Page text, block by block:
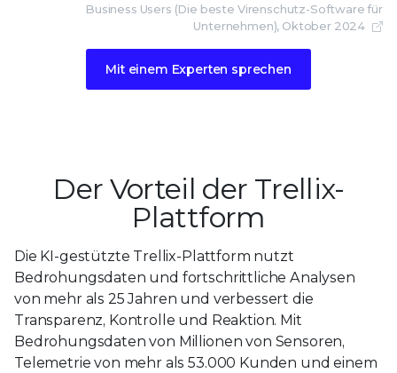
Business Users (Die beste Virenschutz-Software für
Unternehmen), Oktober 2024
Mit einem Experten sprechen
Der Vorteil der Trellix-
Plattform
Die KI-gestützte Trellix-Plattform nutzt
Bedrohungsdaten und fortschrittliche Analysen
von mehr als 25 Jahren und verbessert die
Transparenz, Kontrolle und Reaktion. Mit
Bedrohungsdaten von Millionen von Sensoren,
Telemetrie von mehr als 53.000 Kunden und einem